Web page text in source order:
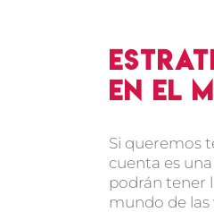
en el
Si queremos
cuenta es
podrán tener
mundo de las